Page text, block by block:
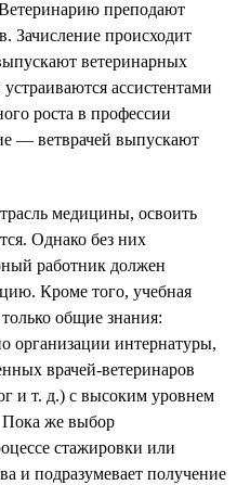
преподают
Зачисление происходит
ветеринарных
ассистентами
роста в профессии
— ветврачей выпускают
медицины, освоить
Однако без них
работник должен
Кроме того, учебная
общие знания:
организации интернатуры,
врачей-ветеринаров
и т. д.) с высоким уровнем
Пока же выбор
стажировки или
и подразумевает получение